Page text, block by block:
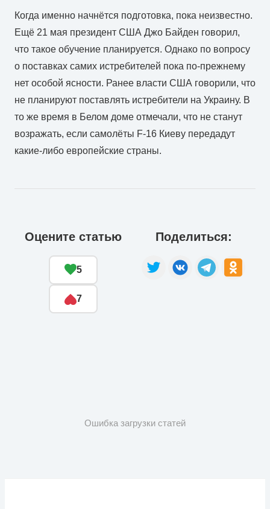
Когда именно начнётся подготовка, пока неизвестно.
Ещё 21 мая президент США Джо Байден говорил,
что такое обучение планируется. Однако по вопросу
о поставках самих истребителей пока по-прежнему
нет особой ясности. Ранее власти США говорили, что
не планируют поставлять истребители на Украину. В
то же время в Белом доме отмечали, что не станут
возражать, если самолёты F-16 Киеву передадут
какие-либо европейские страны.
Оцените статью
5
7
Поделиться:
Ошибка загрузки статей